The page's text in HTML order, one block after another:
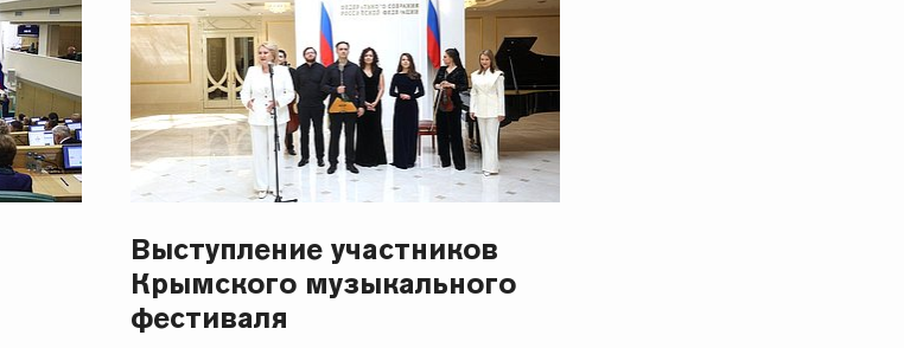
Выступление участников
Крымского музыкального
фестиваля